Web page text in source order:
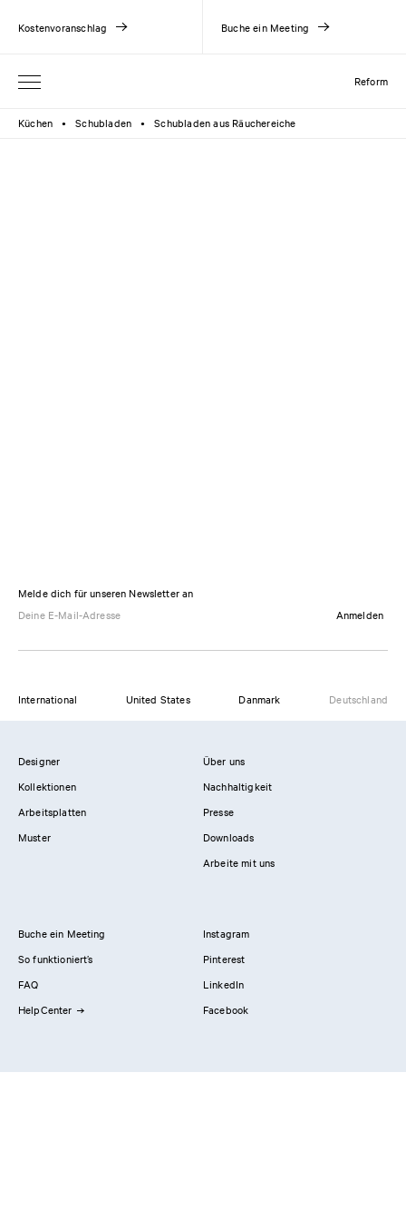
Reform
Kostenvoranschlag Buche ein Meeting
Küchen ● Schubladen ● Schubladen aus Räuchereiche
Melde dich für unseren Newsletter an
Anmelden
International United States Danmark Deutschland
Designer
Kollektionen
Arbeitsplatten
Muster
Über uns
Nachhaltigkeit
Presse
Downloads
Arbeite mit uns
Buche ein Meeting
So funktioniert’s
FAQ
HelpCenter
Instagram
Pinterest
LinkedIn
Facebook